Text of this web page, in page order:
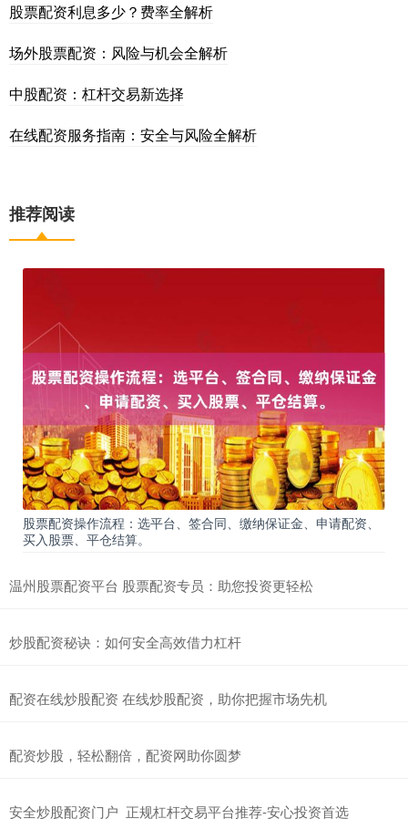
股票配资利息多少？费率全解析
场外股票配资：风险与机会全解析
中股配资：杠杆交易新选择
在线配资服务指南：安全与风险全解析
推荐阅读
股票配资操作流程：选平台、签合同、缴纳保证金、申请配资、
买入股票、平仓结算。
温州股票配资平台 股票配资专员：助您投资更轻松
炒股配资秘诀：如何安全高效借力杠杆
配资在线炒股配资 在线炒股配资，助你把握市场先机
配资炒股，轻松翻倍，配资网助你圆梦
安全炒股配资门户_正规杠杆交易平台推荐-安心投资首选